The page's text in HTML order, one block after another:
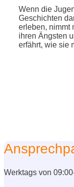
Wenn die
Geschichten
erleben, nimmt
ihren Ängsten
erfährt, wie sie
Werktags von